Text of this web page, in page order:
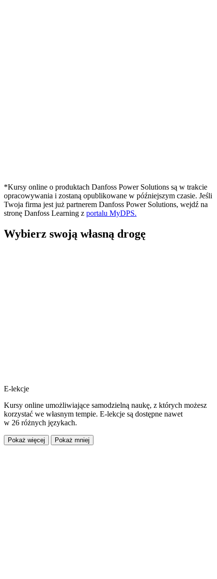
*Kursy online o produktach Danfoss Power Solutions są w trakcie
opracowywania i zostaną opublikowane w późniejszym czasie. Jeśli
Twoja firma jest już partnerem Danfoss Power Solutions, wejdź na
stronę Danfoss Learning z portalu MyDPS.
Wybierz swoją własną drogę
E-lekcje
Kursy online umożliwiające samodzielną naukę, z których możesz
korzystać we własnym tempie. E-lekcje są dostępne nawet
w 26 różnych językach.
Pokaż więcej Pokaż mniej